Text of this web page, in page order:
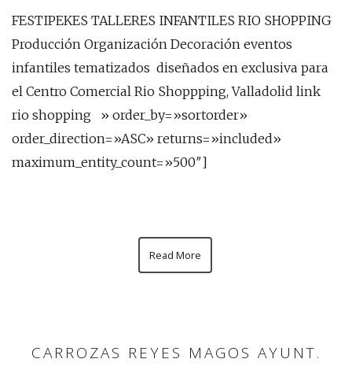
FESTIPEKES TALLERES INFANTILES RIO SHOPPING
Producción Organización Decoración eventos
infantiles tematizados diseñados en exclusiva para
el Centro Comercial Rio Shoppping, Valladolid link
rio shopping » order_by=»sortorder»
order_direction=»ASC» returns=»included»
maximum_entity_count=»500″]
Read More
CARROZAS REYES MAGOS AYUNT.